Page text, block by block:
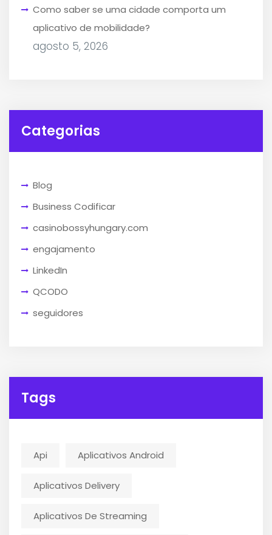
Como saber se uma cidade comporta um
aplicativo de mobilidade?
agosto 5, 2026
Categorias
Blog
Business Codificar
casinobossyhungary.com
engajamento
LinkedIn
QCODO
seguidores
Tags
Api Aplicativos Android
Aplicativos Delivery
Aplicativos De Streaming